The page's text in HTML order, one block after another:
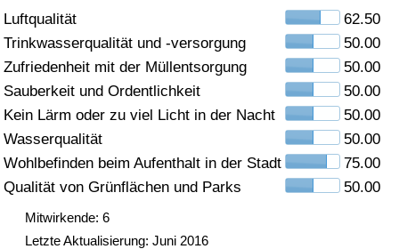
Luftqualität
62.50
Trinkwasserqualität und -versorgung
50.00
Zufriedenheit mit der Müllentsorgung
50.00
Sauberkeit und Ordentlichkeit
50.00
Kein Lärm oder zu viel Licht in der Nacht
50.00
Wasserqualität
50.00
Wohlbefinden beim Aufenthalt in der Stadt
75.00
Qualität von Grünflächen und Parks
50.00
Mitwirkende: 6
Letzte Aktualisierung: Juni 2016
Gesundheitsversorgungs-Index nach Land
Umweltverschmutzung
Umweltverschmutzungs-Index (aktuell)
Verschmutzungsindex
Verkehr